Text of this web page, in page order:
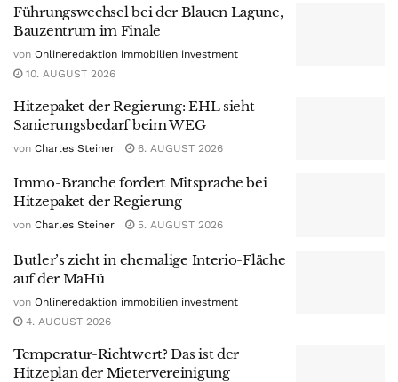
Führungswechsel bei der Blauen Lagune,
Bauzentrum im Finale
von Onlineredaktion immobilien investment
10. AUGUST 2026
Hitzepaket der Regierung: EHL sieht
Sanierungsbedarf beim WEG
von Charles Steiner 6. AUGUST 2026
Immo-Branche fordert Mitsprache bei
Hitzepaket der Regierung
von Charles Steiner 5. AUGUST 2026
Butler’s zieht in ehemalige Interio-Fläche
auf der MaHü
von Onlineredaktion immobilien investment
4. AUGUST 2026
Temperatur-Richtwert? Das ist der
Hitzeplan der Mietervereinigung